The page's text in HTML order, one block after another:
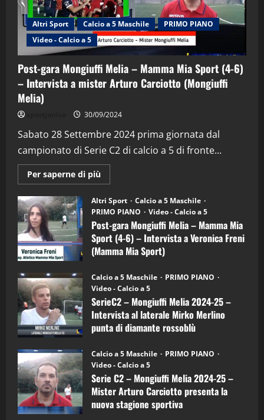
Altri Sport Calcio a 5 Maschile
PRIMO PIANO
Video - Calcio a 5
Post-gara Mongiuffi Melia – Mamma Mia Sport (4-6)
– Intervista a mister Arturo Carciotto (Mongiuffi
Melia)
30/09/2024
Sabato 28 Settembre 2024 prima giornata dal
campionato di Serie C2 di calcio a 5 di fronte...
Per saperne di più
informazioni
Post-
gara
Mongiuffi
Melia
–
Mamma
Mia
Sport
6)
–
Intervista
a
mister
Arturo
Carciotto
(Mongiuffi
Altri Sport
Calcio a 5 Maschile
PRIMO PIANO
Video - Calcio a 5
Post-gara Mongiuffi Melia – Mamma Mia
Sport (4-6) – Intervista a Veronica Freni
(Mamma Mia Sport)
Calcio a 5 Maschile
PRIMO PIANO
Video - Calcio a 5
SerieC2 – Mongiuffi Melia 2024-25 –
Intervista al laterale Mirko Merlino
punta di diamante rossoblù
Calcio a 5 Maschile
PRIMO PIANO
Video - Calcio a 5
Serie C2 – Mongiuffi Melia 2024-25 –
Mister Arturo Carciotto presenta la
nuova stagione sportiva
“SportEmpire” in Podcast: 29^ Puntata
(Martedi 28 Aprile 2026)
3
"SportEmpire" in Podcast
“SportEmpire” in Podcast: 28^ Puntata
(Martedi 21 Aprile 2026)
4
"SportEmpire" in Podcast Sport News
“SportEmpire” in Podcast: 27^ Puntata
(Martedi 14 Aprile 2026)
15/04/2026
5
"SportEmpire" in Podcast
“SportEmpire” in Podcast: 26^ Puntata
(Martedi 07 Aprile 2026)
08/04/2026
1
"SportEmpire" in Podcast
“SportEmpire” in Podcast: 30^ Puntata
(Martedi 05 Maggio 2026)
08/05/2026